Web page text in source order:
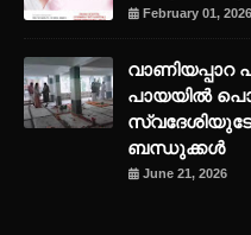
February 01, 2026
വാണിയപ്പാറ
പായയിൽ
ബന്ധുക്കൾ
June 21, 2026